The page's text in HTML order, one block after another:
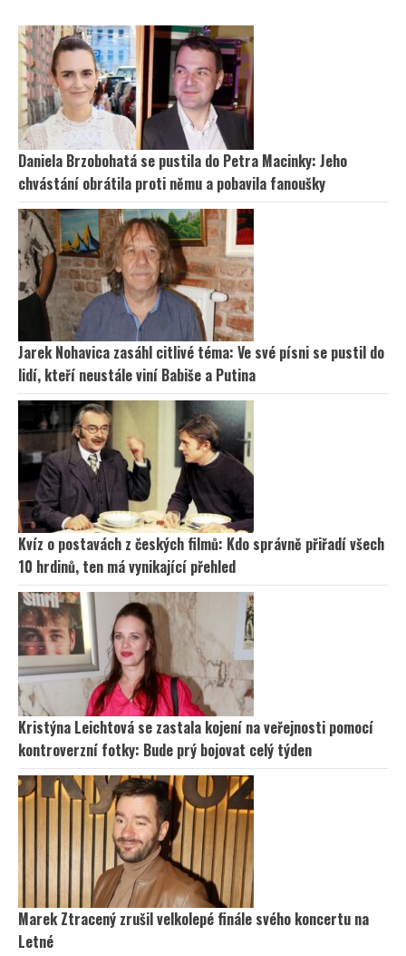
Daniela Brzobohatá se pustila do Petra Macinky: Jeho
chvástání obrátila proti němu a pobavila fanoušky
Jarek Nohavica zasáhl citlivé téma: Ve své písni se pustil do
lidí, kteří neustále viní Babiše a Putina
Kvíz o postavách z českých filmů: Kdo správně přiřadí všech
10 hrdinů, ten má vynikající přehled
Kristýna Leichtová se zastala kojení na veřejnosti pomocí
kontroverzní fotky: Bude prý bojovat celý týden
Marek Ztracený zrušil velkolepé finále svého koncertu na
Letné